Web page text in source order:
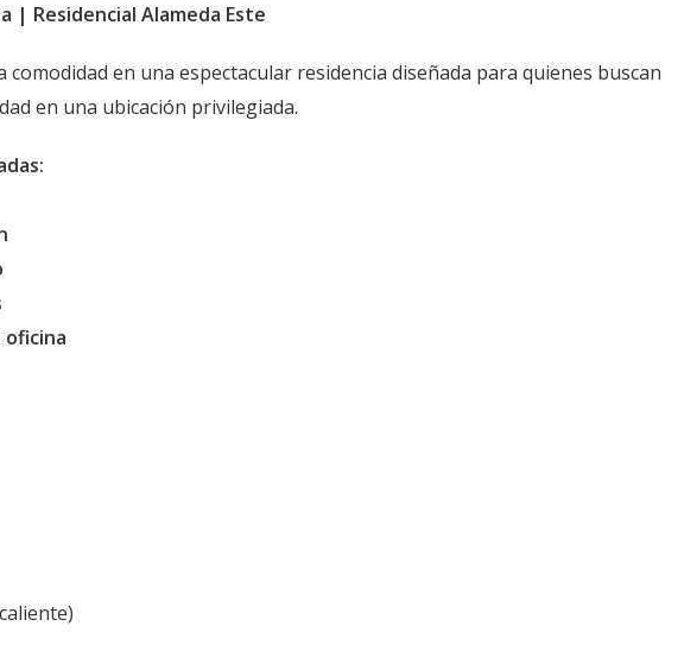
| Residencial Alameda Este
comodidad en una espectacular residencia diseñada para quienes buscan
en una ubicación privilegiada.
oficina